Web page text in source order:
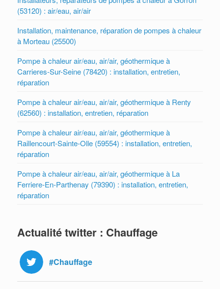
(53120) : air/eau, air/air
Installation, maintenance, réparation de pompes à chaleur
à Morteau (25500)
Pompe à chaleur air/eau, air/air, géothermique à
Carrieres-Sur-Seine (78420) : installation, entretien,
réparation
Pompe à chaleur air/eau, air/air, géothermique à Renty
(62560) : installation, entretien, réparation
Pompe à chaleur air/eau, air/air, géothermique à
Raillencourt-Sainte-Olle (59554) : installation, entretien,
réparation
Pompe à chaleur air/eau, air/air, géothermique à La
Ferriere-En-Parthenay (79390) : installation, entretien,
réparation
Actualité twitter : Chauffage
#Chauffage